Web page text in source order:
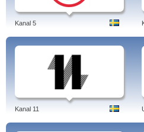
Kanal 5
Kanal 11